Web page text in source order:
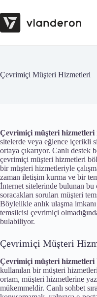
to
content
Çevrimiçi Müşteri Hizmetleri
Çevrimiçi müşteri hizmetleri
sitelerde veya eğlence içerikli
ortaya çıkarıyor. Canlı destek
çevrimiçi müşteri hizmetleri
bir müşteri hizmetleriyle
zaman iletişim kurma ve bir
İnternet sitelerinde bulunan bu
soracakları soruları müşteri
Böylelikle anlık ulaşma
temsilcisi çevrimiçi
bulabiliyor.
Çevrimiçi Müşteri
Çevrimiçi müşteri hizmetleri
kullanılan bir müşteri
ortam, müşteri hizmetlerine
mükemmeldir. Canlı sohbet